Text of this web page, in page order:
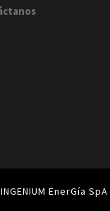
INGENIUM EnerGía SpA